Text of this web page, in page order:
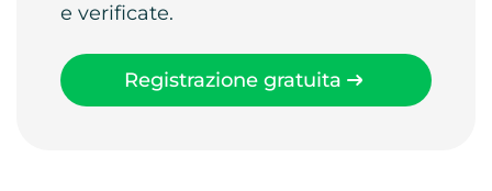
e verificate.
Registrazione gratuita